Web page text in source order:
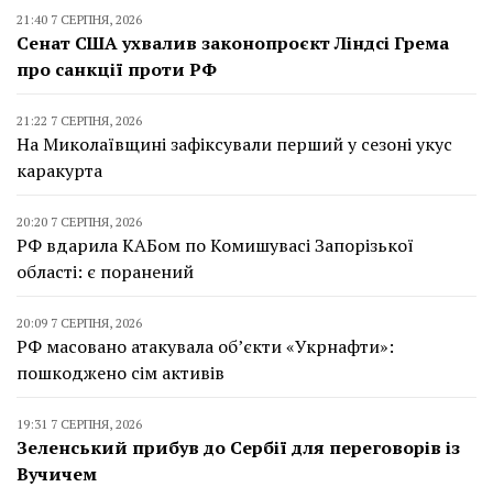
21:40 7 СЕРПНЯ, 2026
Сенат США ухвалив законопроєкт Ліндсі Грема
про санкції проти РФ
21:22 7 СЕРПНЯ, 2026
На Миколаївщині зафіксували перший у сезоні укус
каракурта
20:20 7 СЕРПНЯ, 2026
РФ вдарила КАБом по Комишувасі Запорізької
області: є поранений
20:09 7 СЕРПНЯ, 2026
РФ масовано атакувала об’єкти «Укрнафти»:
пошкоджено сім активів
19:31 7 СЕРПНЯ, 2026
Зеленський прибув до Сербії для переговорів із
Вучичем